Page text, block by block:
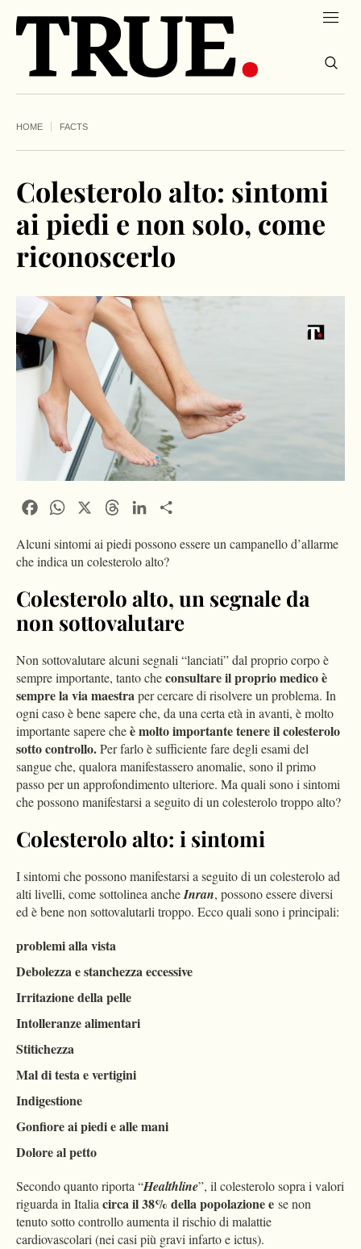
HOME FACTS
Colesterolo alto: sintomi
ai piedi e non solo, come
riconoscerlo
FacebookWhatsApp ThreadsLinkedIn
Alcuni sintomi ai piedi possono essere un campanello d’allarme
che indica un colesterolo alto?
Colesterolo alto, un segnale da
non sottovalutare
Non sottovalutare alcuni segnali “lanciati” dal proprio corpo è
sempre importante, tanto checonsultare il proprio medico è
sempre la via maestraper cercare di risolvere un problema. In
ogni caso è bene sapere che, da una certa età in avanti, è molto
importante sapere cheè molto importante tenere il colesterolo
sotto controllo.Per farlo è sufficiente fare degli esami del
sangue che, qualora manifestassero anomalie, sono il primo
passo per un approfondimento ulteriore. Ma quali sono i sintomi
che possono manifestarsi a seguito di un colesterolo troppo alto?
Colesterolo alto: i sintomi
I sintomi che possono manifestarsi a seguito di un colesterolo ad
alti livelli, come sottolinea ancheInran, possono essere diversi
ed è bene non sottovalutarli troppo. Ecco quali sono i principali:
problemi alla vista
Debolezza e stanchezza eccessive
Irritazione della pelle
Intolleranze alimentari
Stitichezza
Mal di testa e vertigini
Indigestione
Gonfiore ai piedi e alle mani
Dolore al petto
Secondo quanto riporta “Healthline”, il colesterolo sopra i valori
riguarda in Italiacirca il 38% della popolazione e se non
tenuto sotto controllo aumenta il rischio di malattie
cardiovascolari (nei casi più gravi infarto e ictus).